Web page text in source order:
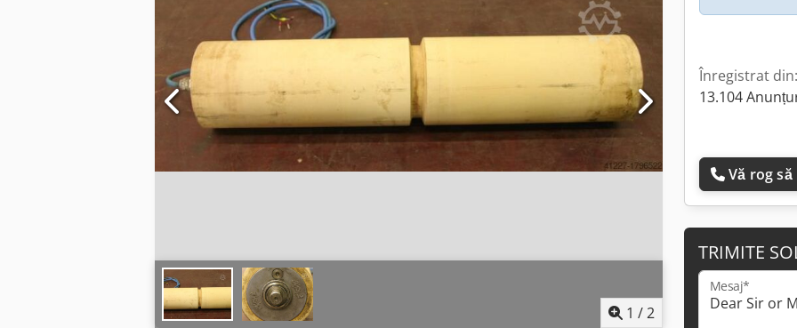
1 /2
Înregistrat
13.104
Vă rog
TRIMITE
Mesaj*